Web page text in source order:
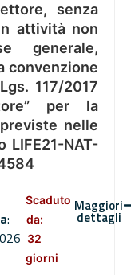
senza
attività non
generale,
convenzione
117/2017
per la
nelle
NAT-
:
Scaduto
da:
32
giorni
Maggiori
dettagli